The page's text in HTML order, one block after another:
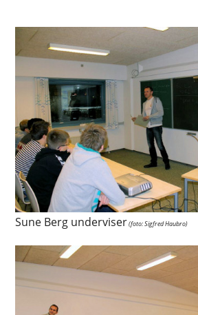
Sune Berg underviser(foto: Sigfred Haubro)